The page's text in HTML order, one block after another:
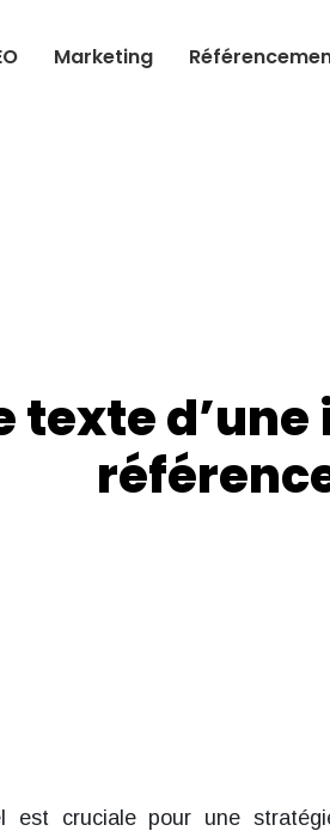
Marketing
texte
est cruciale pour une